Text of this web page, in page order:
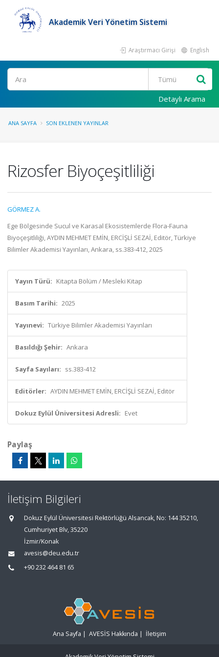
Akademik Veri Yönetim Sistemi
Araştırmacı Girişi English
Ara
Detaylı Arama
ANA SAYFA SON EKLENEN YAYINLAR
Rizosfer Biyoçeşitliliği
GÖRMEZ A.
Ege Bölgesinde Sucul ve Karasal Ekosistemlerde Flora-Fauna
Biyoçeşitliliği, AYDIN MEHMET EMİN, ERCİŞLİ SEZAİ, Editör, Türkiye
Bilimler Akademisi Yayınları, Ankara, ss.383-412, 2025
Yayın Türü: Kitapta Bölüm / Mesleki Kitap
Basım Tarihi: 2025
Yayınevi: Türkiye Bilimler Akademisi Yayınları
Basıldığı Şehir: Ankara
Sayfa Sayıları: ss.383-412
Editörler: AYDIN MEHMET EMİN, ERCİŞLİ SEZAİ, Editör
Dokuz Eylül Üniversitesi Adresli: Evet
Paylaş
İletişim Bilgileri
Dokuz Eylül Üniversitesi Rektörlüğü Alsancak, No: 144 35210,
Cumhuriyet Blv, 35220
İzmir/Konak
avesis@deu.edu.tr
+90 232 464 81 65
Ana Sayfa | AVESİS Hakkında | İletişim